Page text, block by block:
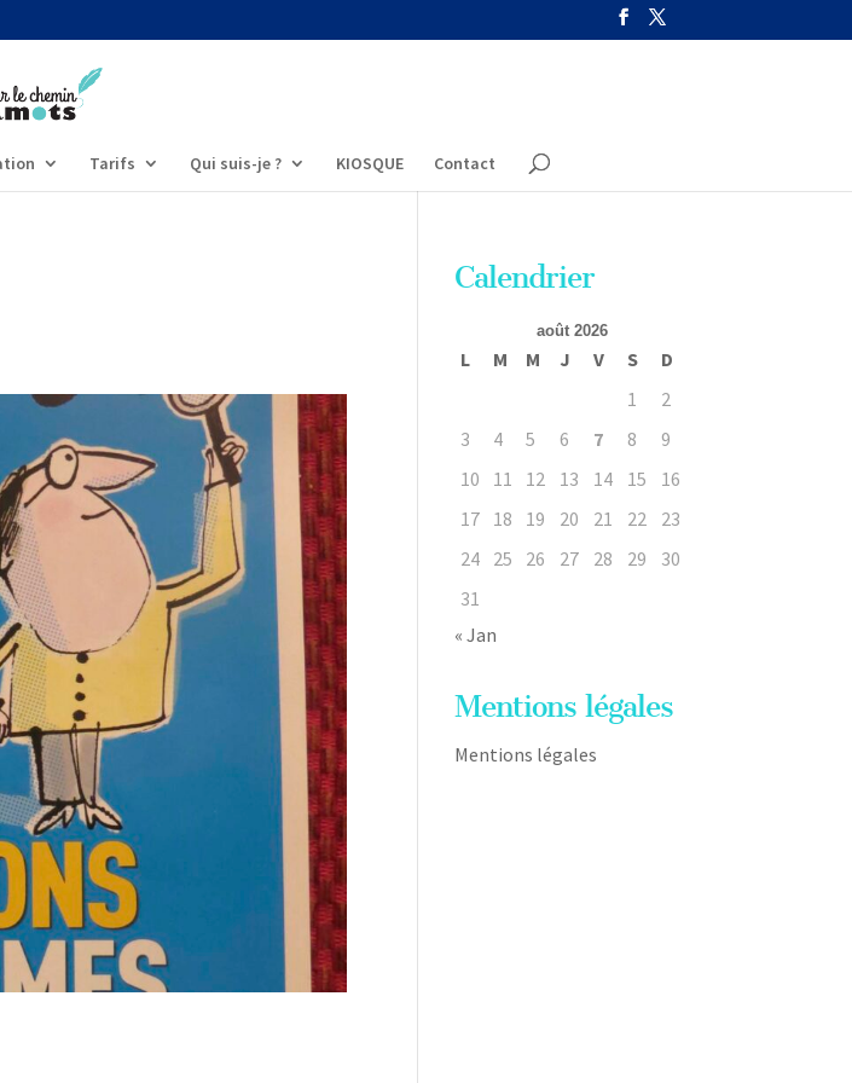
Tarifs Qui suis-je ? KIOSQUE Contact
Calendrier
août 2026
L M M J V S
D
1
2
3
4 5 6 7 8
9
10
11 12 13 14 15
16
17 18 19 20 21 22
23
24 25 26 27 28 29
30
31
« Jan
Mentions légales
Mentions légales